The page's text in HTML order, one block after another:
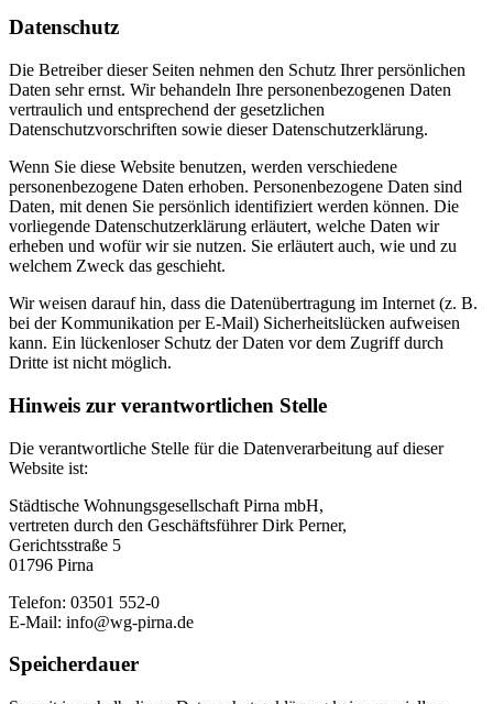
Datenschutz
Die Betreiber dieser Seiten nehmen den Schutz Ihrer persönlichen
Daten sehr ernst. Wir behandeln Ihre personenbezogenen Daten
vertraulich und entsprechend der gesetzlichen
Datenschutzvorschriften sowie dieser Datenschutzerklärung.
Wenn Sie diese Website benutzen, werden verschiedene
personenbezogene Daten erhoben. Personenbezogene Daten sind
Daten, mit denen Sie persönlich identifiziert werden können. Die
vorliegende Datenschutzerklärung erläutert, welche Daten wir
erheben und wofür wir sie nutzen. Sie erläutert auch, wie und zu
welchem Zweck das geschieht.
Wir weisen darauf hin, dass die Datenübertragung im Internet (z. B.
bei der Kommunikation per E-Mail) Sicherheitslücken aufweisen
kann. Ein lückenloser Schutz der Daten vor dem Zugriff durch
Dritte ist nicht möglich.
Hinweis zur verantwortlichen Stelle
Die verantwortliche Stelle für die Datenverarbeitung auf dieser
Website ist:
Städtische Wohnungsgesellschaft Pirna mbH,
vertreten durch den Geschäftsführer Dirk Perner,
Gerichtsstraße 5
01796 Pirna
Telefon: 03501 552-0
E-Mail: info@wg-pirna.de
Speicherdauer